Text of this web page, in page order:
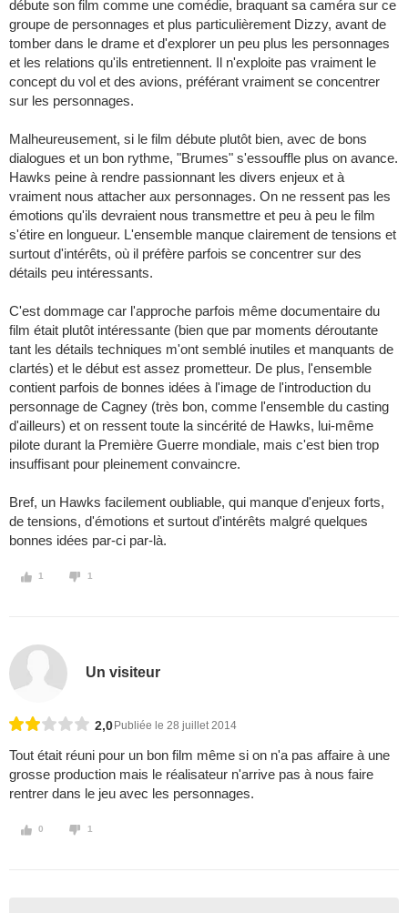
débute son film comme une comédie, braquant sa caméra sur ce
groupe de personnages et plus particulièrement Dizzy, avant de
tomber dans le drame et d'explorer un peu plus les personnages
et les relations qu'ils entretiennent. Il n'exploite pas vraiment le
concept du vol et des avions, préférant vraiment se concentrer
sur les personnages.
Malheureusement, si le film débute plutôt bien, avec de bons
dialogues et un bon rythme, "Brumes" s'essouffle plus on avance.
Hawks peine à rendre passionnant les divers enjeux et à
vraiment nous attacher aux personnages. On ne ressent pas les
émotions qu'ils devraient nous transmettre et peu à peu le film
s'étire en longueur. L'ensemble manque clairement de tensions et
surtout d'intérêts, où il préfère parfois se concentrer sur des
détails peu intéressants.
C'est dommage car l'approche parfois même documentaire du
film était plutôt intéressante (bien que par moments déroutante
tant les détails techniques m'ont semblé inutiles et manquants de
clartés) et le début est assez prometteur. De plus, l'ensemble
contient parfois de bonnes idées à l'image de l'introduction du
personnage de Cagney (très bon, comme l'ensemble du casting
d'ailleurs) et on ressent toute la sincérité de Hawks, lui-même
pilote durant la Première Guerre mondiale, mais c'est bien trop
insuffisant pour pleinement convaincre.
Bref, un Hawks facilement oubliable, qui manque d'enjeux forts,
de tensions, d'émotions et surtout d'intérêts malgré quelques
bonnes idées par-ci par-là.
1 1
Un visiteur
2,0 Publiée le 28 juillet 2014
Tout était réuni pour un bon film même si on n'a pas affaire à une
grosse production mais le réalisateur n'arrive pas à nous faire
rentrer dans le jeu avec les personnages.
0 1